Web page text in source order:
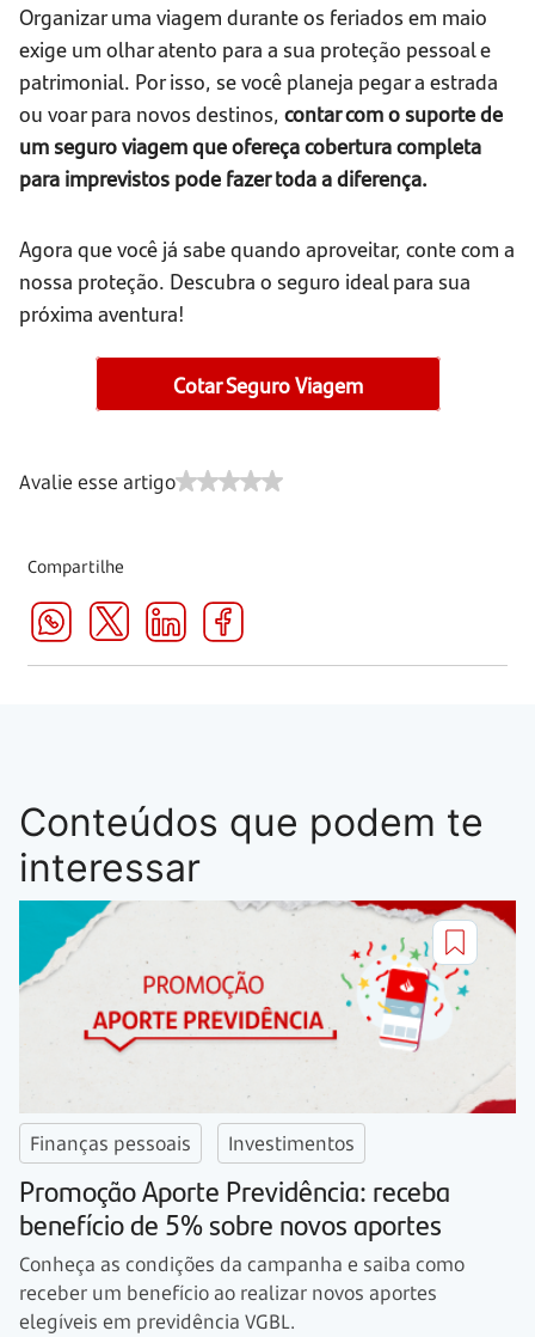
Organizar uma viagem durante os feriados em maio
exige um olhar atento para a sua proteção pessoal e
patrimonial. Por isso, se você planeja pegar a estrada
ou voar para novos destinos, contar com o suporte de
um seguro viagem que ofereça cobertura completa
para imprevistos pode fazer toda a diferença.
Agora que você já sabe quando aproveitar, conte com a
nossa proteção. Descubra o seguro ideal para sua
próxima aventura!
Cotar Seguro Viagem
Avalie esse artigo
Compartilhe
Conteúdos que podem te
interessar
Finanças pessoais Investimentos
Promoção Aporte Previdência: receba
benefício de 5% sobre novos aportes
Conheça as condições da campanha e saiba como
receber um benefício ao realizar novos aportes
elegíveis em previdência VGBL.